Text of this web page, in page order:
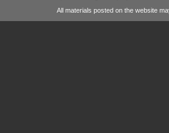
All materials posted on the website